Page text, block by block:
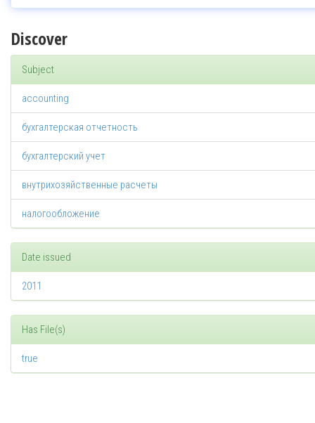
Discover
Subject
accounting
бухгалтерская отчетность
бухгалтерский учет
внутрихозяйственные расчеты
налогообложение
Date issued
2011
Has File(s)
true